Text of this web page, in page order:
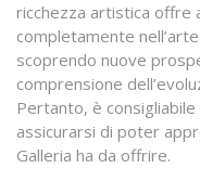
ricchezza artistica offre
completamente
scoprendo nuove
comprensione
Pertanto, è
assicurarsi di poter
Galleria ha da offrire.